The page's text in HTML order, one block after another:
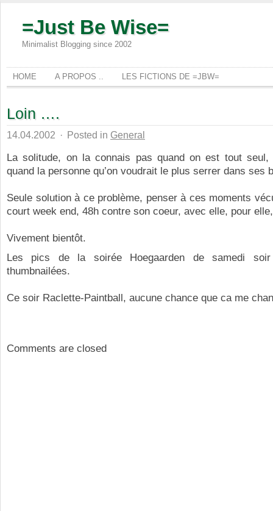
=Just Be Wise=
Minimalist Blogging since 2002
HOME A PROPOS .. LES FICTIONS DE =JBW=
Loin ….
14.04.2002 · Posted in General
La solitude, on la connais pas quand on est tout
quand la personne qu’on voudrait le plus serrer dans ses
Seule solution à ce problème, penser à ces moments
court week end, 48h contre son coeur, avec elle, pour
Vivement bientôt.
Les pics de la soirée Hoegaarden de samedi
thumbnailées.
Ce soir Raclette-Paintball, aucune chance que ca me
Comments are closed